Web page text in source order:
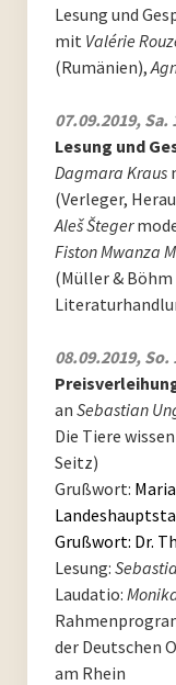
PoesieFest 2019
PoesieFest 2017
PoesieFest 2016
PoesieFest 2015
PoesieFest 2014
PoesieFest 2013
PoesieFest 2012
PoesieFest 2011
Archiv
Archiv 2023
Archiv 2022
Lesung und
mit Valérie
(Rumänien),
07.09.2019, Sa.
Lesung und
Dagmara Kraus
(Verleger,
Aleš Šteger
Fiston Mwanza
(Müller & Böhm
08.09.2019,
an Sebastian
Die Tiere
Seitz)
Grußwort:
Grußwort: Dr.
Lesung:
Laudatio:
der Deutschen
am Rhein